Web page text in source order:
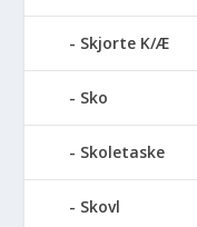
Skjorte K/Æ
Sko
Skoletaske
Skovl